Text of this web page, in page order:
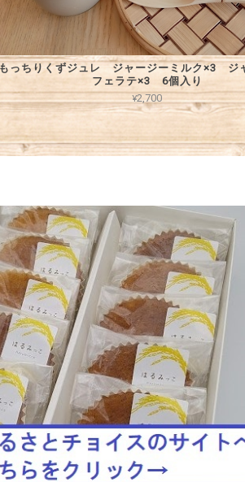
っちりくずジュレ ジャージーミルク×3 ジ
フェラテ×3 6個入り
¥2,700